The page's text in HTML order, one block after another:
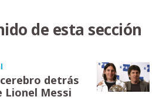
de esta sección
detrás
Lionel Messi